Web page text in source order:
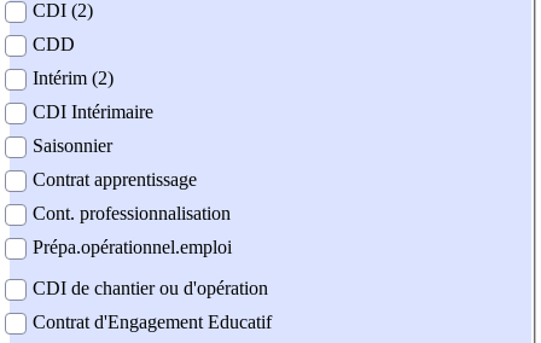
contrat
CDI (2)
CDD
Intérim (2)
CDI Intérimaire
Saisonnier
Contrat apprentissage
Cont. professionnalisation
Prépa.opérationnel.emploi
CDI de chantier ou d'opération
Contrat d'Engagement Educatif